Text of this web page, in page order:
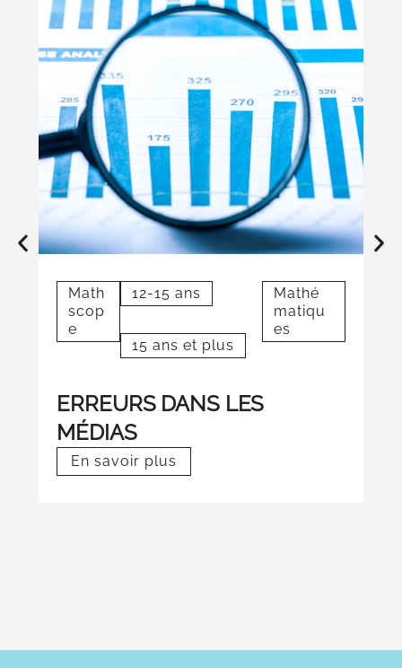
Math
scop
e
12-15 ans
15 ans et plus
Mathé
matiqu
es
ERREURS DANS LES
MÉDIAS
En savoir plus